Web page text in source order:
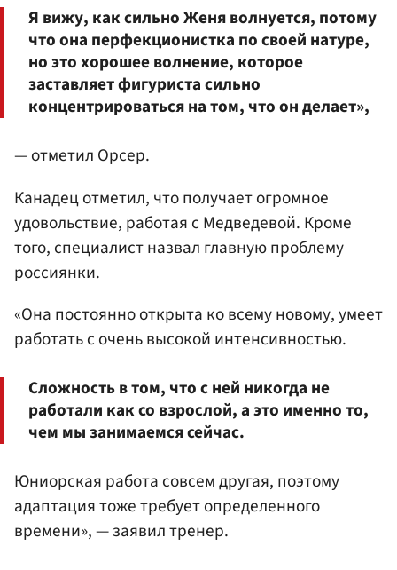
Я вижу, как сильно Женя волнуется, потому
что она перфекционистка по своей натуре,
но это хорошее волнение, которое
заставляет фигуриста сильно
концентрироваться на том, что он делает»,
— отметил Орсер.
Канадец отметил, что получает огромное
удовольствие, работая с Медведевой. Кроме
того, специалист назвал главную проблему
россиянки.
«Она постоянно открыта ко всему новому, умеет
работать с очень высокой интенсивностью.
Сложность в том, что с ней никогда не
работали как со взрослой, а это именно то,
чем мы занимаемся сейчас.
Юниорская работа совсем другая, поэтому
адаптация тоже требует определенного
времени», — заявил тренер.